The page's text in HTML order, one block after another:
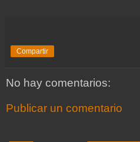
Compartir
No hay comentarios:
Publicar un comentario